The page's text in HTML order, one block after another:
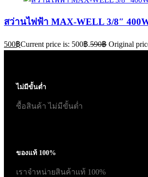
สว่านไฟฟ้า MAX-WELL 3/8″
500฿Current price is: 500฿.590฿ Original
ไม่มีขั้นต่ำ
ซื้อสินค้า ไม่มีขั้นต่ำ
ของแท้ 100%
เราจำหน่ายสินค้าแท้ 100%